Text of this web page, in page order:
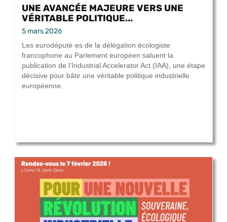
UNE AVANCÉE MAJEURE VERS UNE
VÉRITABLE POLITIQUE...
5 mars 2026
Les eurodéputé·es de la délégation écologiste
francophone au Parlement européen saluent la
publication de l’Industrial Accelerator Act (IAA), une étape
décisive pour bâtir une véritable politique industrielle
européenne.